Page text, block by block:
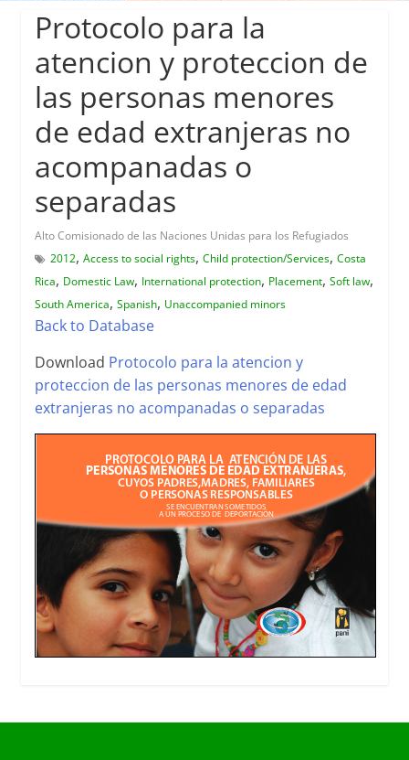
Protocolo para la
atencion y proteccion de
las personas menores
de edad extranjeras no
acompanadas o
separadas
Alto Comisionado de las Naciones Unidas para los Refugiados
2012, Access to social rights, Child protection/Services, Costa
Rica, Domestic Law, International protection, Placement, Soft law,
South America, Spanish, Unaccompanied minors
Back to Database
Download Protocolo para la atencion y
proteccion de las personas menores de edad
extranjeras no acompanadas o separadas